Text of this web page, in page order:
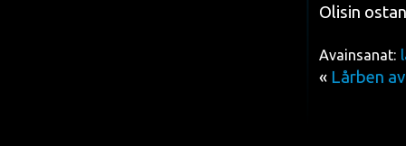
Oli­sin
Avainsanat:
« Lårben